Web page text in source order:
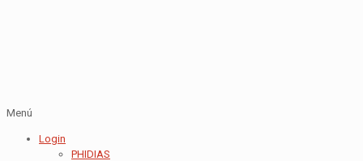
Menú
Login
PHIDIAS